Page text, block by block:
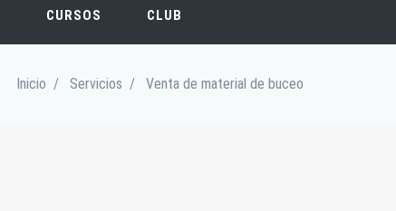
CURSOS CLUB
Inicio / Servicios / Venta de material de buceo